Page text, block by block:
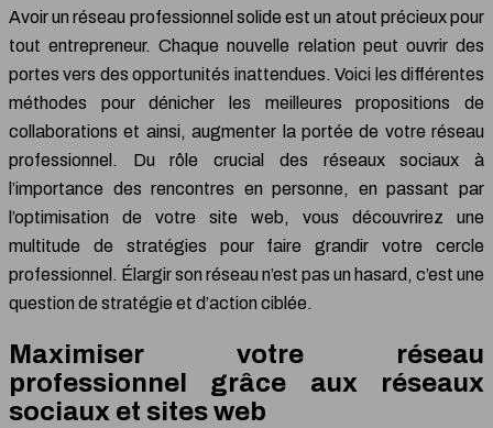
Avoir un réseau professionnel solide est un atout précieux pour
tout entrepreneur. Chaque nouvelle relation peut ouvrir des
portes vers des opportunités inattendues. Voici les différentes
méthodes pour dénicher les meilleures propositions de
collaborations et ainsi, augmenter la portée de votre réseau
professionnel. Du rôle crucial des réseaux sociaux à
l’importance des rencontres en personne, en passant par
l’optimisation de votre site web, vous découvrirez une
multitude de stratégies pour faire grandir votre cercle
professionnel. Élargir son réseau n’est pas un hasard, c’est une
question de stratégie et d’action ciblée.
Maximiser votre réseau
professionnel grâce aux réseaux
sociaux et sites web